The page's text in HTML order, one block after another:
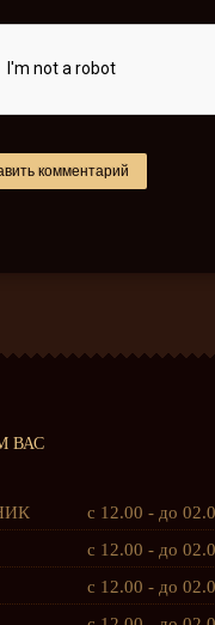
ВАС
с 12.00 - до
с 12.00 - до
с 12.00 - до